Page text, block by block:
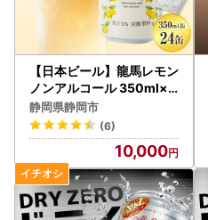
【日本ビール】龍馬レモン
ノンアルコール 350ml×2
4缶 ノンアル
静岡県静岡市
(6)
10,000